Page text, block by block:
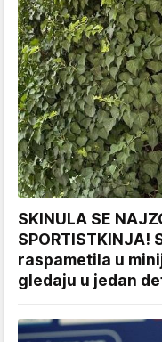
SKINULA SE
raspametila u
gledaju u jedan